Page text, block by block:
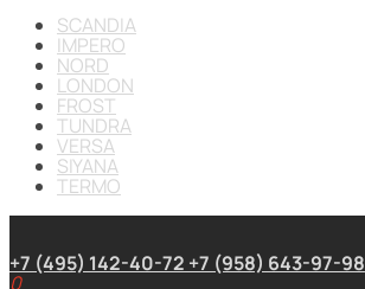
SCANDIA
IMPERO
NORD
LONDON
FROST
TUNDRA
VERSA
SIYANA
TERMO
+7 (495) 142-40-72 +7 (958) 643-97-98
0